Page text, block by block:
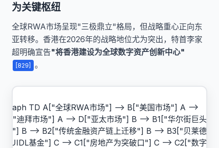
为关键枢纽
全球RWA市场呈现"三极鼎立"格局，但战略重心正向东
亚转移。香港在2026年的战略地位尤为突出，特首李家
超明确宣告"将香港建设为全球数字资产创新中心"
[829] 。
graph TD A["全球RWA市场"] --> B["美国市场"] A -->
C["迪拜市场"] A --> D["亚太市场"] B --> B1["华尔街巨头主
导"] B --> B2["传统金融资产链上迁移"] B --> B3["贝莱德
BUIDL基金"] C --> C1["房地产为突破口"] C --> C2["数字资